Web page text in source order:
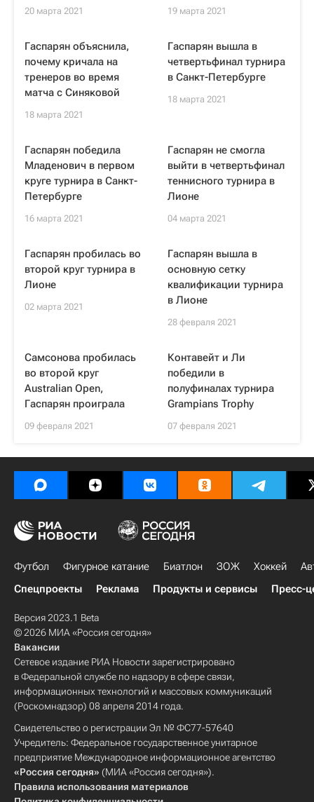
20 марта 2021 19 марта 2021
Гаспарян объяснила,
почему кричала на
тренеров во время
матча с Синяковой
18 марта 2021
Гаспарян вышла в
четвертьфинал турнира
в Санкт-Петербурге
18 марта 2021
Гаспарян победила
Младенович в первом
круге турнира в Санкт-
Петербурге
16 марта 2021
Гаспарян не смогла
выйти в четвертьфинал
теннисного турнира в
Лионе
04 марта 2021
Гаспарян пробилась во
второй круг турнира в
Лионе
02 марта 2021
Гаспарян вышла в
основную сетку
квалификации турнира
в Лионе
28 февраля 2021
Самсонова пробилась
во второй круг
Australian Open,
Гаспарян проиграла
09 февраля 2021
Контавейт и Ли
победили в
полуфиналах турнира
Grampians Trophy
07 февраля 2021
Футбол Фигурное катание Биатлон ЗОЖ Хоккей
Спецпроекты
Реклама Продукты и сервисы Пресс-
Версия 2023.1 Beta
© 2026 МИА «Россия сегодня»
Вакансии
Сетевое издание РИА Новости зарегистрировано
в Федеральной службе по надзору в сфере связи,
информационных технологий и массовых коммуникаций
(Роскомнадзор) 08 апреля 2014 года.
Свидетельство о регистрации Эл № ФС77-57640
Учредитель: Федеральное государственное унитарное
предприятие Международное информационное агентство
«Россия сегодня» (МИА «Россия сегодня»).
Правила использования материалов